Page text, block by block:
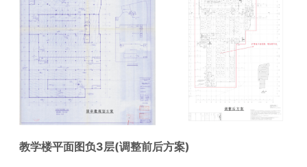
教学楼平面图负3层(调整前后方案)